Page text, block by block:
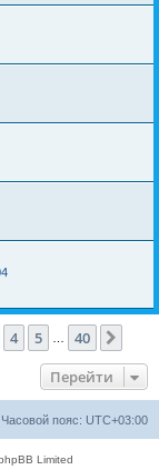
из 40
4 5 40
Перейти
Часовой пояс: UTC+03:00
Limited